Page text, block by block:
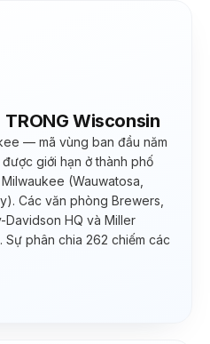
TRONGWisconsin
— mã vùng ban đầu năm
giới hạn ở thành phố
(Wauwatosa,
Các văn phòng Brewers,
Davidson HQ và Miller
phân chia 262 chiếm các